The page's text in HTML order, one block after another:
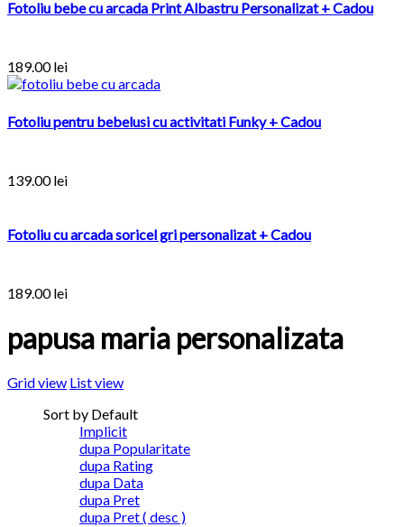
Fotoliu bebe cu arcada Print Albastru Personalizat + Cadou
189.00lei
Fotoliu pentru bebelusi cu activitati Funky + Cadou
139.00lei
Fotoliu cu arcada soricel gri personalizat + Cadou
189.00lei
papusa maria personalizata
Grid view List view
Sort by Default
Implicit
dupa Popularitate
dupa Rating
dupa Data
dupa Pret
dupa Pret ( desc )